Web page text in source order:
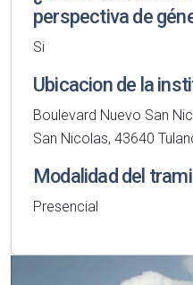
perspectiva de
Si
Ubicacion de la
Boulevard Nuevo San
San Nicolas, 43640
Modalidad del
Presencial